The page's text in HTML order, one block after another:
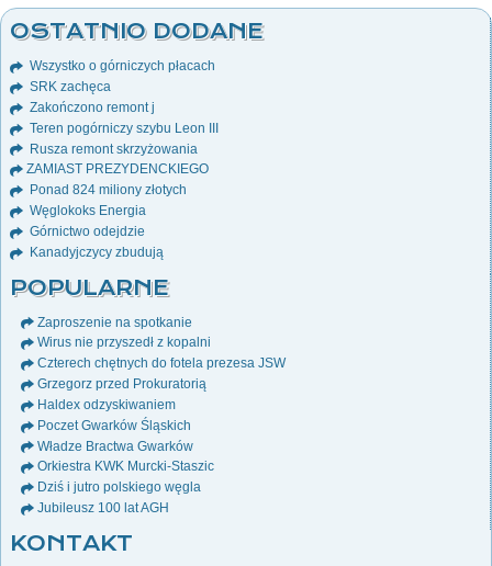
OSTATNIO DODANE
Wszystko o górniczych płacach
SRK zachęca
Zakończono remont j
Teren pogórniczy szybu Leon III
Rusza remont skrzyżowania
ZAMIAST PREZYDENCKIEGO
Ponad 824 miliony złotych
Węglokoks Energia
Górnictwo odejdzie
Kanadyjczycy zbudują
POPULARNE
Zaproszenie na spotkanie
Wirus nie przyszedł z kopalni
Czterech chętnych do fotela prezesa JSW
Grzegorz przed Prokuratorią
Haldex odzyskiwaniem
Poczet Gwarków Śląskich
Władze Bractwa Gwarków
Orkiestra KWK Murcki-Staszic
Dziś i jutro polskiego węgla
Jubileusz 100 lat AGH
KONTAKT